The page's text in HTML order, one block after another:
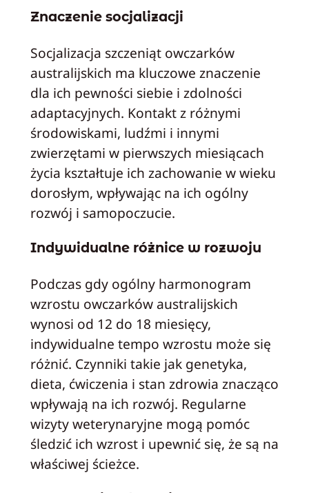
Znaczenie socjalizacji
Socjalizacja szczeniąt owczarków
australijskich ma kluczowe znaczenie
dla ich pewności siebie i zdolności
adaptacyjnych. Kontakt z różnymi
środowiskami, ludźmi i innymi
zwierzętami w pierwszych miesiącach
życia kształtuje ich zachowanie w wieku
dorosłym, wpływając na ich ogólny
rozwój i samopoczucie.
Indywidualne różnice w rozwoju
Podczas gdy ogólny harmonogram
wzrostu owczarków australijskich
wynosi od 12 do 18 miesięcy,
indywidualne tempo wzrostu może się
różnić. Czynniki takie jak genetyka,
dieta, ćwiczenia i stan zdrowia znacząco
wpływają na ich rozwój. Regularne
wizyty weterynaryjne mogą pomóc
śledzić ich wzrost i upewnić się, że są na
właściwej ścieżce.